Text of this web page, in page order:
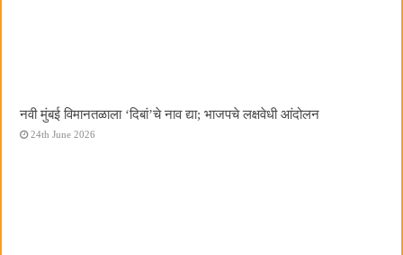
नवी मुंबई विमानतळाला ‌‘दिबां‌’चे नाव द्या; भाजपचे लक्षवेधी आंदोलन
24th June 2026